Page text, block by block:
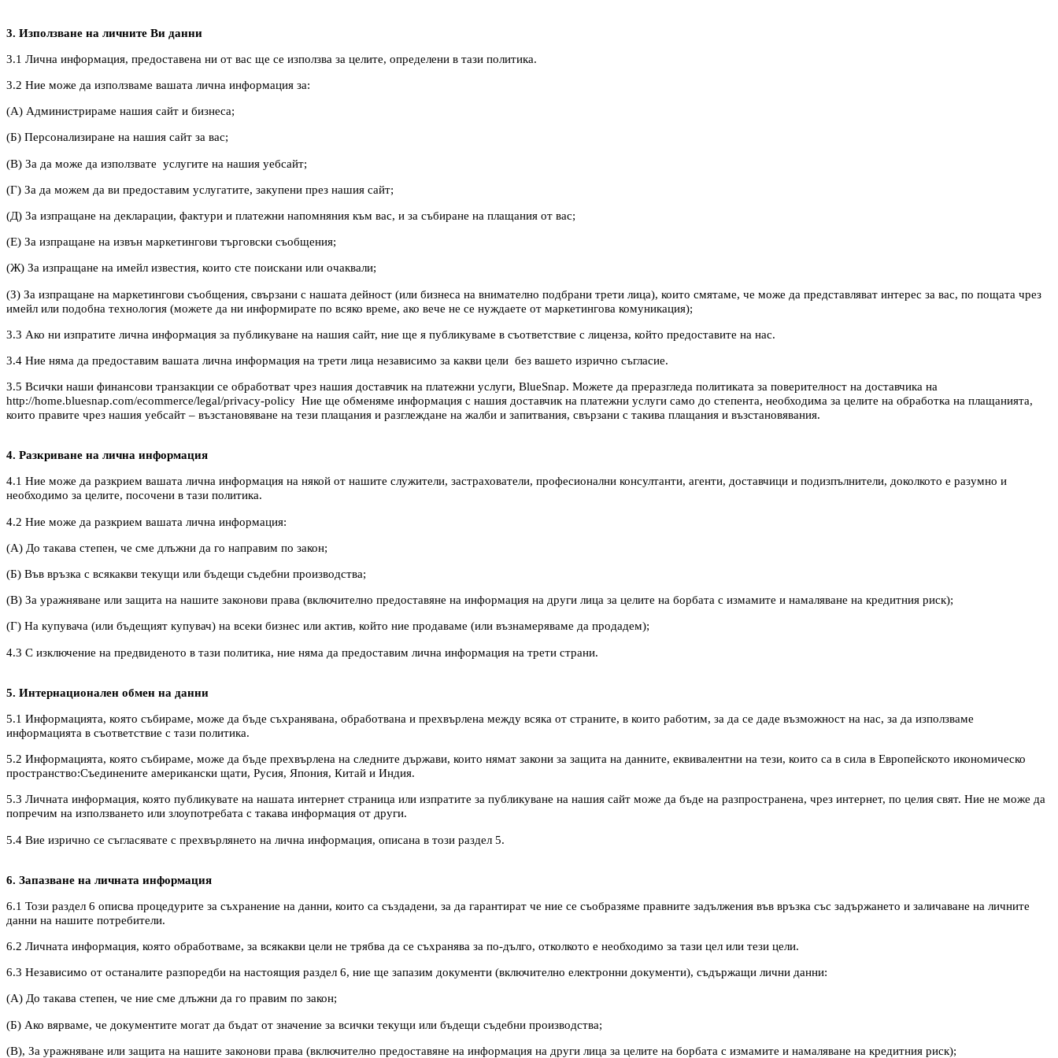
3. Използване на личните Ви данни
3.1 Лична информация, предоставена ни от вас ще се използва за целите, определени в тази политика.
3.2 Ние може да използваме вашата лична информация за:
(А) Администрираме нашия сайт и бизнеса;
(Б) Персонализиране на нашия сайт за вас;
(В) За да може да използвате услугите на нашия уебсайт;
(Г) За да можем да ви предоставим услугатите, закупени през нашия сайт;
(Д) За изпращане на декларации, фактури и платежни напомняния към вас, и за събиране на плащания от вас;
(Е) За изпращане на извън маркетингови търговски съобщения;
(Ж) За изпращане на имейл известия, които сте поискани или очаквали;
(З) За изпращане на маркетингови съобщения, свързани с нашата дейност (или бизнеса на внимателно подбрани трети лица), които смятаме, че може да представляват интерес за вас, по пощата чрез
имейл или подобна технология (можете да ни информирате по всяко време, ако вече не се нуждаете от маркетингова комуникация);
3.3 Ако ни изпратите лична информация за публикуване на нашия сайт, ние ще я публикуваме в съответствие с лиценза, който предоставите на нас.
3.4 Ние няма да предоставим вашата лична информация на трети лица независимо за какви цели без вашето изрично съгласие.
3.5 Всички наши финансови транзакции се обработват чрез нашия доставчик на платежни услуги, BlueSnap. Можете да преразгледа политиката за поверителност на доставчика на
http://home.bluesnap.com/ecommerce/legal/privacy-policy Ние ще обменяме информация с нашия доставчик на платежни услуги само до степента, необходима за целите на обработка на плащанията,
които правите чрез нашия уебсайт – възстановяване на тези плащания и разглеждане на жалби и запитвания, свързани с такива плащания и възстановявания.
4. Разкриване на лична информация
4.1 Ние може да разкрием вашата лична информация на някой от нашите служители, застрахователи, професионални консултанти, агенти, доставчици и подизпълнители, доколкото е разумно и
необходимо за целите, посочени в тази политика.
4.2 Ние може да разкрием вашата лична информация:
(А) До такава степен, че сме длъжни да го направим по закон;
(Б) Във връзка с всякакви текущи или бъдещи съдебни производства;
(В) За уражняване или защита на нашите законови права (включително предоставяне на информация на други лица за целите на борбата с измамите и намаляване на кредитния риск);
(Г) На купувача (или бъдещият купувач) на всеки бизнес или актив, който ние продаваме (или възнамеряваме да продадем);
4.3 С изключение на предвиденото в тази политика, ние няма да предоставим лична информация на трети страни.
5. Интернационален обмен на данни
5.1 Информацията, която събираме, може да бъде съхранявана, обработвана и прехвърлена между всяка от страните, в които работим, за да се даде възможност на нас, за да използваме
информацията в съответствие с тази политика.
5.2 Информацията, която събираме, може да бъде прехвърлена на следните държави, които нямат закони за защита на данните, еквивалентни на тези, които са в сила в Европейското икономическо
пространство:Съединените американски щати, Русия, Япония, Китай и Индия.
5.3 Личната информация, която публикувате на нашата интернет страница или изпратите за публикуване на нашия сайт може да бъде на разпространена, чрез интернет, по целия свят. Ние не може да
попречим на използването или злоупотребата с такава информация от други.
5.4 Вие изрично се съгласявате с прехвърлянето на лична информация, описана в този раздел 5.
6. Запазване на личната информация
6.1 Този раздел 6 описва процедурите за съхранение на данни, които са създадени, за да гарантират че ние се съобразяме правните задължения във връзка със задържането и заличаване на личните
данни на нашите потребители.
6.2 Личната информация, която обработваме, за всякакви цели не трябва да се съхранява за по-дълго, отколкото е необходимо за тази цел или тези цели.
6.3 Независимо от останалите разпоредби на настоящия раздел 6, ние ще запазим документи (включително електронни документи), съдържащи лични данни:
(А) До такава степен, че ние сме длъжни да го правим по закон;
(Б) Ако вярваме, че документите могат да бъдат от значение за всички текущи или бъдещи съдебни производства;
(В), За уражняване или защита на нашите законови права (включително предоставяне на информация на други лица за целите на борбата с измамите и намаляване на кредитния риск);